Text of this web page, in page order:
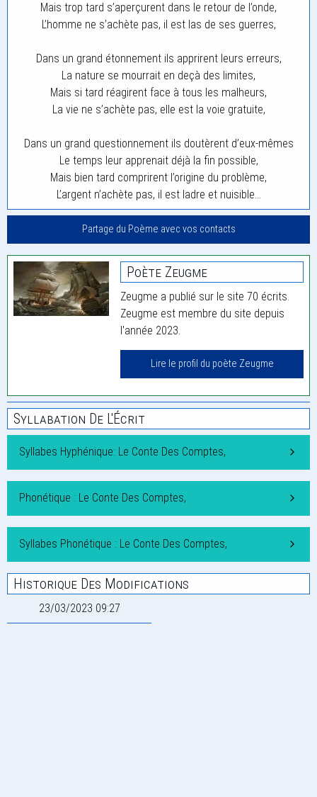
Mais trop tard s’aperçurent dans le retour de l’onde,
L’homme ne s’achète pas, il est las de ses guerres,
Dans un grand étonnement ils apprirent leurs erreurs,
La nature se mourrait en deçà des limites,
Mais si tard réagirent face à tous les malheurs,
La vie ne s’achète pas, elle est la voie gratuite,
Dans un grand questionnement ils doutèrent d’eux-mêmes
Le temps leur apprenait déjà la fin possible,
Mais bien tard comprirent l’origine du problème,
L’argent n’achète pas, il est ladre et nuisible…
Partage du Poème avec vos contacts
Poète Zeugme
Zeugme a publié sur le site 70 écrits.
Zeugme est membre du site depuis
l'année 2023.
Lire le profil du poète Zeugme
Syllabation De L'Écrit
Syllabes Hyphénique: Le Conte Des Comptes,
Phonétique : Le Conte Des Comptes,
Syllabes Phonétique : Le Conte Des Comptes,
Historique Des Modifications
23/03/2023 09:27